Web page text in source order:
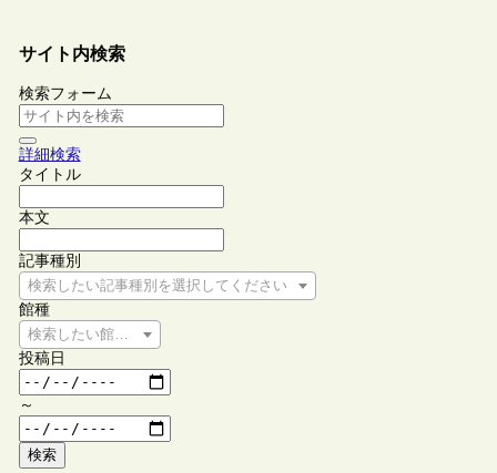
サイト内検索
検索フォーム
詳細検索
タイトル
本文
記事種別
検索したい記事種別を選択してください
館種
検索したい館種を選択してください
投稿日
～
検索